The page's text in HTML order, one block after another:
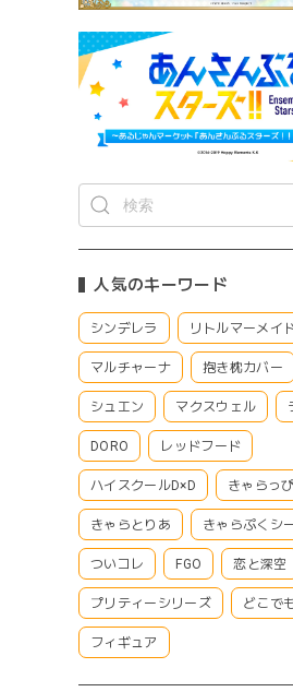
人気のキーワード
シンデレラ リトルマーメイ
マルチャーナ 抱き枕カバー
シュエン マクスウェル
DORO レッドフード
ハイスクールD×D きゃらっ
きゃらとりあ きゃらぷくシ
ついコレ FGO 恋と深空
プリティーシリーズ どこで
フィギュア